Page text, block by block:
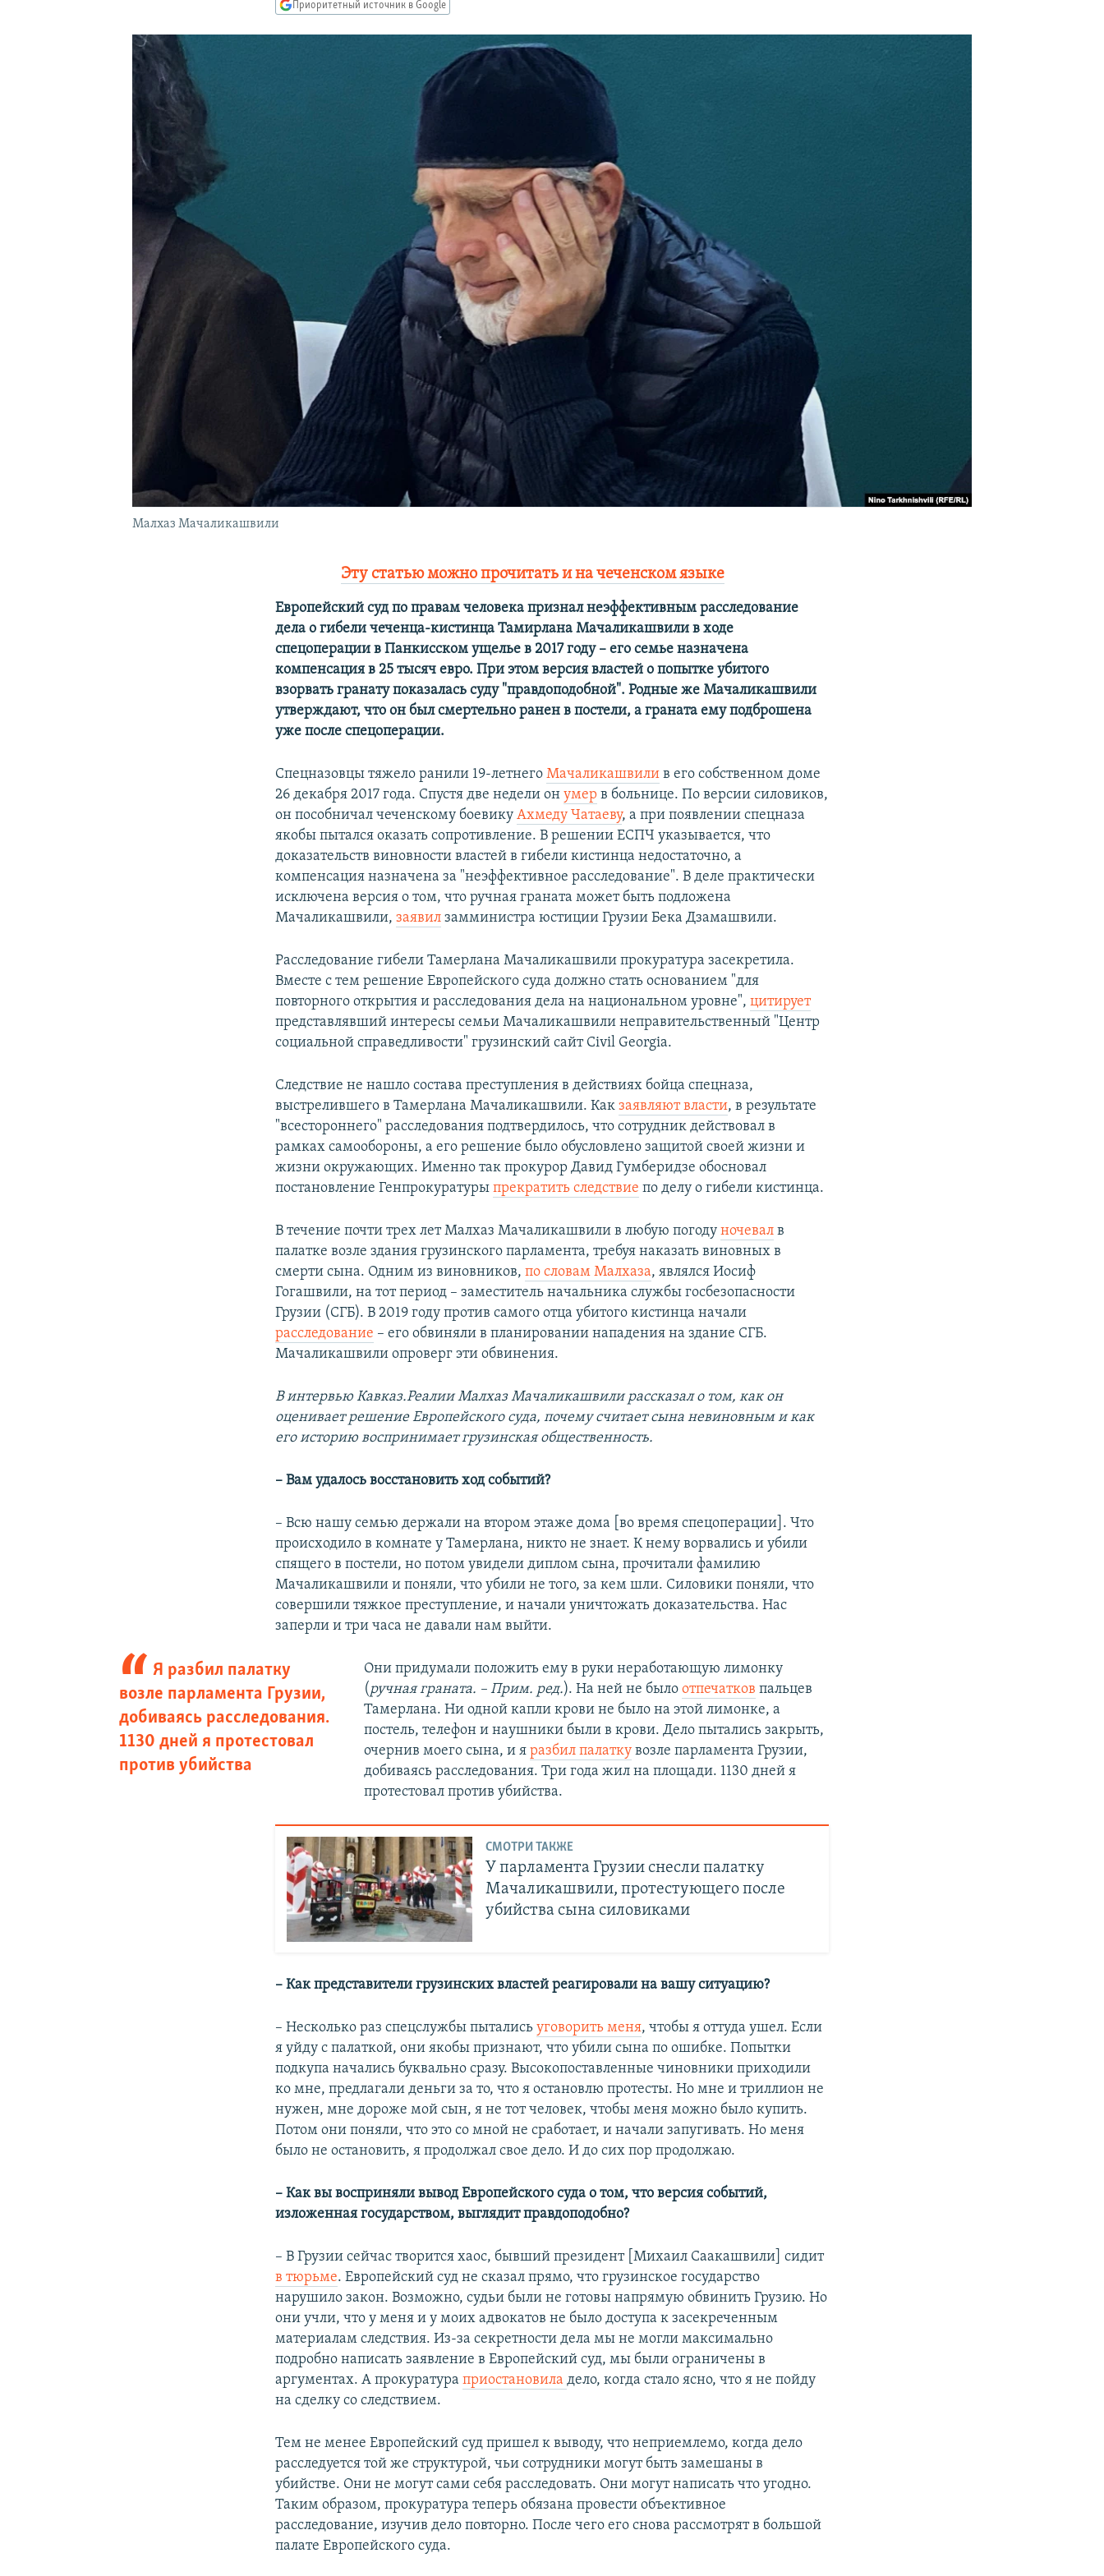
ПОДПИШИТЕСЬ НА РАССЫЛКУ
Приоритетный источник в Google
Малхаз Мачаликашвили
Эту статью можно прочитать и на чеченском языке
Европейский суд по правам человека признал неэффективным расследование
дела о гибели чеченца-кистинца Тамирлана Мачаликашвили в ходе
спецоперации в Панкисском ущелье в 2017 году – его семье назначена
компенсация в 25 тысяч евро. При этом версия властей о попытке убитого
взорвать гранату показалась суду "правдоподобной". Родные же Мачаликашвили
утверждают, что он был смертельно ранен в постели, а граната ему подброшена
уже после спецоперации.
Спецназовцы тяжело ранили 19-летнегоМачаликашвили в его собственном доме
26 декабря 2017 года. Спустя две недели онумер в больнице. По версии силовиков,
он пособничал чеченскому боевикуАхмеду Чатаеву, а при появлении спецназа
якобы пытался оказать сопротивление. В решении ЕСПЧ указывается, что
доказательств виновности властей в гибели кистинца недостаточно, а
компенсация назначена за "неэффективное расследование". В деле практически
исключена версия о том, что ручная граната может быть подложена
Мачаликашвили,заявил замминистра юстиции Грузии Бека Дзамашвили.
Расследование гибели Тамерлана Мачаликашвили прокуратура засекретила.
Вместе с тем решение Европейского суда должно стать основанием "для
повторного открытия и расследования дела на национальном уровне",цитирует
представлявший интересы семьи Мачаликашвили неправительственный "Центр
социальной справедливости" грузинский сайт Civil Georgia.
Следствие не нашло состава преступления в действиях бойца спецназа,
выстрелившего в Тамерлана Мачаликашвили. Какзаявляют власти, в результате
"всестороннего" расследования подтвердилось, что сотрудник действовал в
рамках самообороны, а его решение было обусловлено защитой своей жизни и
жизни окружающих. Именно так прокурор Давид Гумберидзе обосновал
постановление Генпрокуратурыпрекратить следствие по делу о гибели кистинца.
В течение почти трех лет Малхаз Мачаликашвили в любую погодуночевал в
палатке возле здания грузинского парламента, требуя наказать виновных в
смерти сына. Одним из виновников,по словам Малхаза, являлся Иосиф
Гогашвили, на тот период – заместитель начальника службы госбезопасности
Грузии (СГБ). В 2019 году против самого отца убитого кистинца начали
расследование – его обвиняли в планировании нападения на здание СГБ.
Мачаликашвили опроверг эти обвинения.
В интервью Кавказ.Реалии Малхаз Мачаликашвили рассказал о том, как он
оценивает решение Европейского суда, почему считает сына невиновным и как
его историю воспринимает грузинская общественность.
– Вам удалось восстановить ход событий?
– Всю нашу семью держали на втором этаже дома [во время спецоперации]. Что
происходило в комнате у Тамерлана, никто не знает. К нему ворвались и убили
спящего в постели, но потом увидели диплом сына, прочитали фамилию
Мачаликашвили и поняли, что убили не того, за кем шли. Силовики поняли, что
совершили тяжкое преступление, и начали уничтожать доказательства. Нас
заперли и три часа не давали нам выйти.
Я разбил палатку
возле парламента Грузии,
добиваясь расследования.
1130 дней я протестовал
против убийства
Они придумали положить ему в руки неработающую лимонку
(ручная граната. – Прим. ред.). На ней не было отпечатков пальцев
Тамерлана. Ни одной капли крови не было на этой лимонке, а
постель, телефон и наушники были в крови. Дело пытались закрыть,
очернив моего сына, и я разбил палаткувозле парламента Грузии,
добиваясь расследования. Три года жил на площади. 1130 дней я
протестовал против убийства.
СМОТРИ ТАКЖЕ
У парламента Грузии снесли палатку
Мачаликашвили, протестующего после
убийства сына силовиками
– Как представители грузинских властей реагировали на вашу ситуацию?
– Несколько раз спецслужбы пыталисьуговорить меня, чтобы я оттуда ушел. Если
я уйду с палаткой, они якобы признают, что убили сына по ошибке. Попытки
подкупа начались буквально сразу. Высокопоставленные чиновники приходили
ко мне, предлагали деньги за то, что я остановлю протесты. Но мне и триллион не
нужен, мне дороже мой сын, я не тот человек, чтобы меня можно было купить.
Потом они поняли, что это со мной не сработает, и начали запугивать. Но меня
было не остановить, я продолжал свое дело. И до сих пор продолжаю.
– Как вы восприняли вывод Европейского суда о том, что версия событий,
изложенная государством, выглядит правдоподобно?
– В Грузии сейчас творится хаос, бывший президент [Михаил Саакашвили] сидит
в тюрьме. Европейский суд не сказал прямо, что грузинское государство
нарушило закон. Возможно, судьи были не готовы напрямую обвинить Грузию. Но
они учли, что у меня и у моих адвокатов не было доступа к засекреченным
материалам следствия. Из-за секретности дела мы не могли максимально
подробно написать заявление в Европейский суд, мы были ограничены в
аргументах. А прокуратураприостановиладело, когда стало ясно, что я не пойду
на сделку со следствием.
Тем не менее Европейский суд пришел к выводу, что неприемлемо, когда дело
расследуется той же структурой, чьи сотрудники могут быть замешаны в
убийстве. Они не могут сами себя расследовать. Они могут написать что угодно.
Таким образом, прокуратура теперь обязана провести объективное
расследование, изучив дело повторно. После чего его снова рассмотрят в большой
палате Европейского суда.